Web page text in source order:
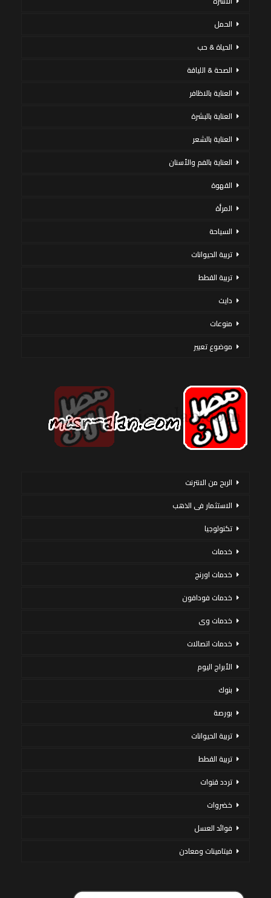
الحمل
الحياة & حب
الصحة & اللياقة
العناية بالاظافر
العناية بالبشرة
العناية بالشعر
العناية بالفم والأسنان
القهوة
المرأة
السياحة
تربية الحيوانات
تربية القطط
دايت
منوعات
موضوع تعبير
الربح من الانترنت
الاستثمار فى الذهب
تكنولوجيا
خدمات
خدمات اورنج
خدمات فودافون
خدمات وى
خدمات اتصالات
الأبراج اليوم
بنوك
بورصة
تربية الحيوانات
تربية القطط
تردد قنوات
خضروات
فوائد العسل
فيتامينات ومعادن